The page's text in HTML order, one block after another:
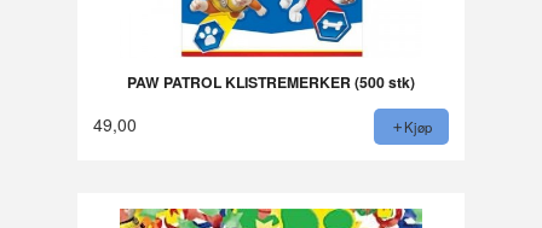
PAW PATROL KLISTREMERKER (500 stk)
49,00 Kjøp